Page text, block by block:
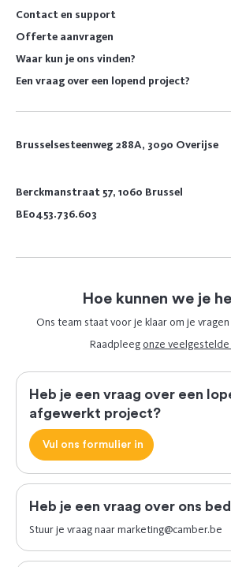
Contact en support
Offerte aanvragen
Waar kun je ons vinden?
Een vraag over een lopend project?
Brusselsesteenweg 288A, 3090 Overijse
Berckmanstraat 57, 1060 Brussel
BE0453.736.603
Hoe kunnen we je
Ons team staat voor je klaar om je
Raadpleegonze veelgestelde
Heb je een vraag over een
afgewerkt project?
Vul ons formulier in
Heb je een vraag over ons
Stuur je vraag naarmarketing@camber.be